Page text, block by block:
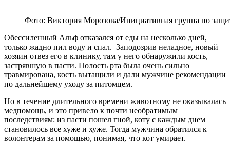
Фото: Виктория Морозова/Инициативная группа по
Обессиленный Альф отказался от еды на несколько дней,
только жадно пил воду и спал. Заподозрив неладное, новый
хозяин отвез его в клинику, там у него обнаружили кость,
застрявшую в пасти. Полость рта была очень сильно
травмирована, кость вытащили и дали мужчине рекомендации
по дальнейшему уходу за питомцем.
Но в течение длительного времени животному не оказывалась
медпомощь, и это привело к почти необратимым
последствиям: из пасти пошел гной, коту с каждым днем
становилось все хуже и хуже. Тогда мужчина обратился к
волонтерам за помощью, понимая, что кот умирает.